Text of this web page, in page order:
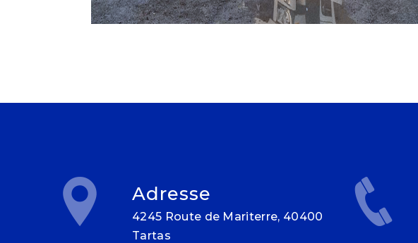
Adresse
4245 Route de Mariterre, 40400
Tartas